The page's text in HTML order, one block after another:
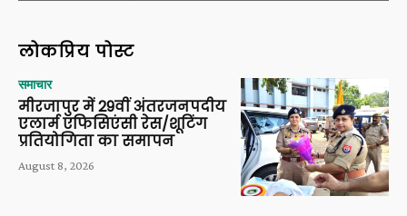
लोकप्रिय पोस्ट
समाचार
मीरजापुर में 29वीं अंतरजनपदीय
एलार्म एफिसिएंसी रेस/शूटिंग
प्रतियोगिता का समापन
August 8, 2026